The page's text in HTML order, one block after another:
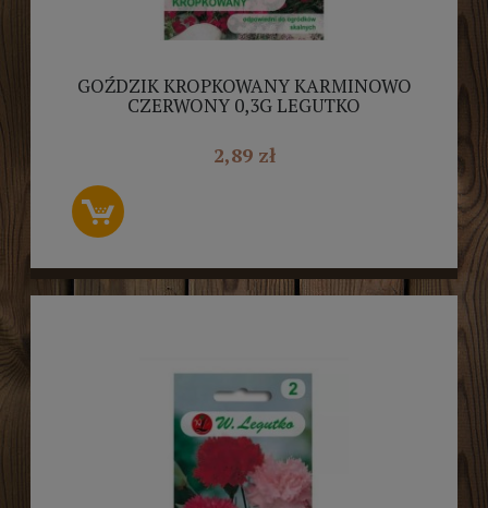
GOŹDZIK KROPKOWANY KARMINOWO
CZERWONY 0,3G LEGUTKO
2,89 zł